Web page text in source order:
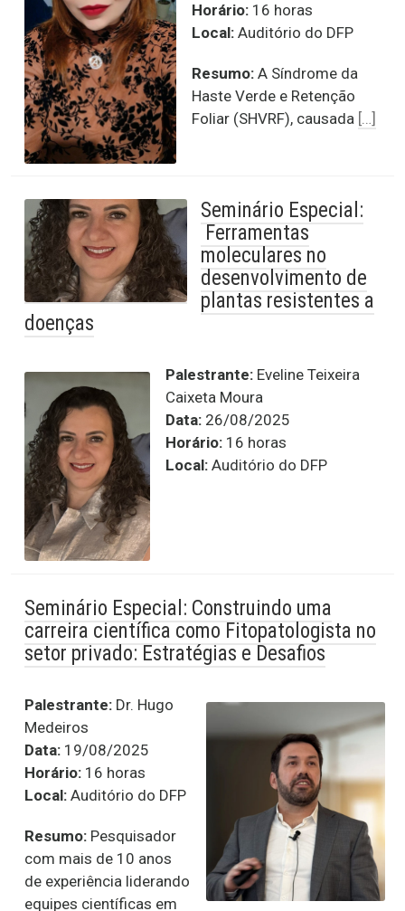
Horário: 16 horas
Local: Auditório do DFP
Resumo: A Síndrome da
Haste Verde e Retenção
Foliar (SHVRF), causada […]
Seminário Especial:
Ferramentas
moleculares no
desenvolvimento de
plantas resistentes a
doenças
Palestrante: Eveline Teixeira
Caixeta Moura
Data: 26/08/2025
Horário: 16 horas
Local: Auditório do DFP
Seminário Especial: Construindo uma
carreira científica como Fitopatologista no
setor privado: Estratégias e Desafios
Palestrante: Dr. Hugo
Medeiros
Data: 19/08/2025
Horário: 16 horas
Local: Auditório do DFP
Resumo: Pesquisador
com mais de 10 anos
de experiência liderando
equipes científicas em